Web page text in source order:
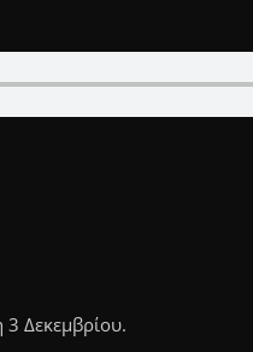
Δεκεμβρίου.